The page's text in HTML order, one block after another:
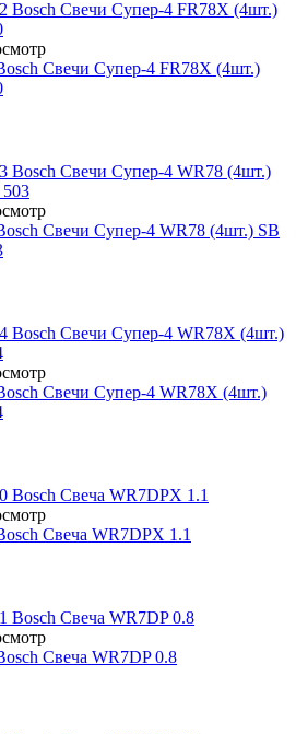
Свечи Супер-4 FR78Х (4шт.)
Свечи Супер-4 WR78 (4шт.) SB
Свечи Супер-4 WR78Х (4шт.)
Свеча WR7DPX 1.1
Свеча WR7DP 0.8